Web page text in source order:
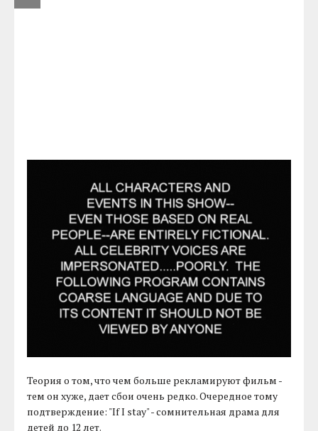
Теория о том, что чем больше рекламируют фильм -
тем он хуже, дает сбои очень редко. Очередное тому
подтверждение: "If I stay" - сомнительная драма для
детей до 12 лет.